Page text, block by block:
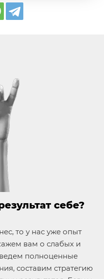
себе?
то у нас уже опыт
вам о слабых и
полноценные
составим стратегию